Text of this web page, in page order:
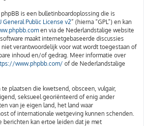
is een bulletinboardoplossing die is
General Public License v2” (hierna “GPL”) en kan
en via de Nederlandstalige website
maakt internetgebaseerde discussies
verantwoordelijk voor wat wordt toegestaan of
inhoud en/of gedrag. Meer informatie over
www.phpbb.com/ of de Nederlandstalige
plaatsen die kwetsend, obsceen, vulgair,
seksueel georiënteerd of enig ander
van je eigen land, het land waar
of internationale wetgeving kunnen schenden.
berichten kan ertoe leiden dat je met